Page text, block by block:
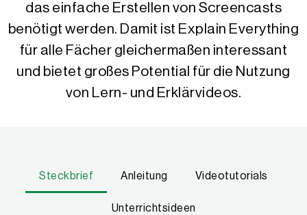
das einfache Erstellen von Screencasts
benötigt werden. Damit ist Explain Everything
für alle Fächer gleichermaßen interessant
und bietet großes Potential für die Nutzung
von Lern- und Erklärvideos.
Steckbrief Anleitung Videotutorials
Unterrichtsideen